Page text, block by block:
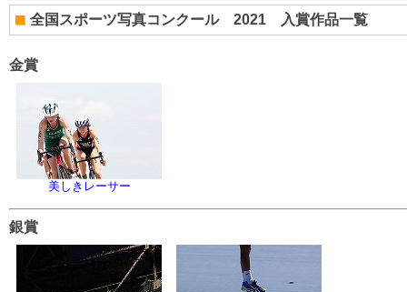
全国スポーツ写真コンクール 2021 入賞作品一覧
金賞
美しきレーサー
銀賞